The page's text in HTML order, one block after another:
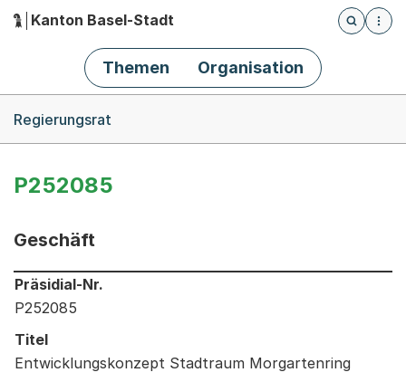
Hauptnavigation
Kanton Basel-Stadt
Öffnet
Themen Organisation
Regierungsrat
P252085
Geschäft
Informationen zum Ausgewählten Geschäft
Präsidial-Nr.
P252085
Titel
Entwicklungskonzept Stadtraum Morgartenring